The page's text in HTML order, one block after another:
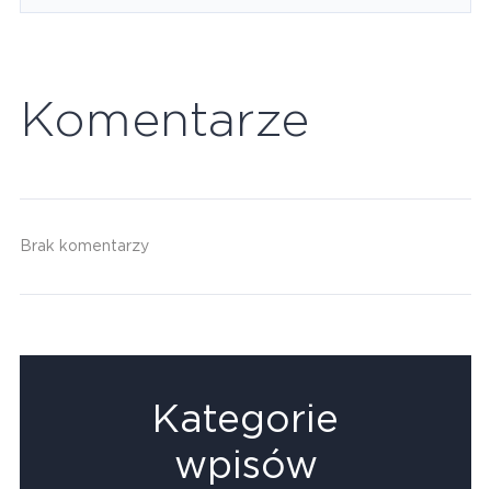
Komentarze
Brak komentarzy
Kategorie
wpisów